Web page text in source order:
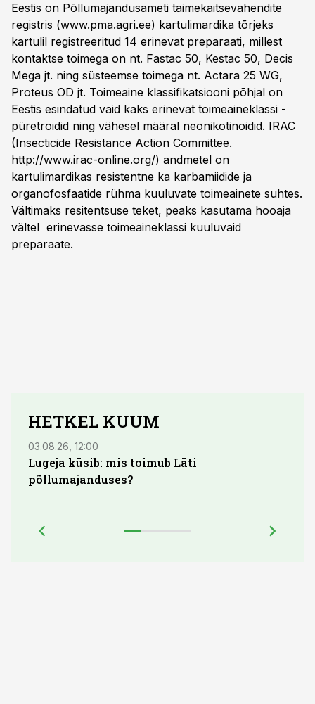
Eestis on Põllumajandusameti taimekaitsevahendite
registris (www.pma.agri.ee) kartulimardika tõrjeks
kartulil registreeritud 14 erinevat preparaati, millest
kontaktse toimega on nt. Fastac 50, Kestac 50, Decis
Mega jt. ning süsteemse toimega nt. Actara 25 WG,
Proteus OD jt. Toimeaine klassifikatsiooni põhjal on
Eestis esindatud vaid kaks erinevat toimeaineklassi -
püretroidid ning vähesel määral neonikotinoidid. IRAC
(Insecticide Resistance Action Committee.
http://www.irac-online.org/) andmetel on
kartulimardikas resistentne ka karbamiidide ja
organofosfaatide rühma kuuluvate toimeainete suhtes.
Vältimaks resitentsuse teket, peaks kasutama hooaja
vältel erinevasse toimeaineklassi kuuluvaid
preparaate.
HETKEL KUUM
03.08.26, 12:00
Lugeja küsib: mis toimub Läti
põllumajanduses?